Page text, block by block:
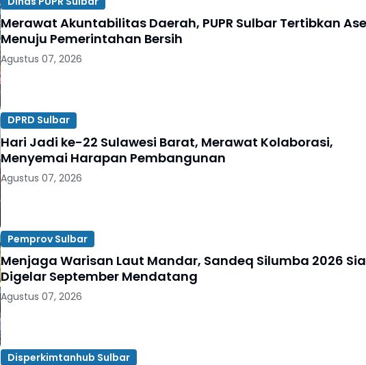
Merawat Akuntabilitas Daerah, PUPR Sulbar Tertibkan
Menuju Pemerintahan Bersih
Agustus 07, 2026
DPRD Sulbar
Hari Jadi ke-22 Sulawesi Barat, Merawat Kolaborasi,
Menyemai Harapan Pembangunan
Agustus 07, 2026
Pemprov Sulbar
Menjaga Warisan Laut Mandar, Sandeq Silumba 2026
Digelar September Mendatang
Agustus 07, 2026
Disperkimtanhub Sulbar